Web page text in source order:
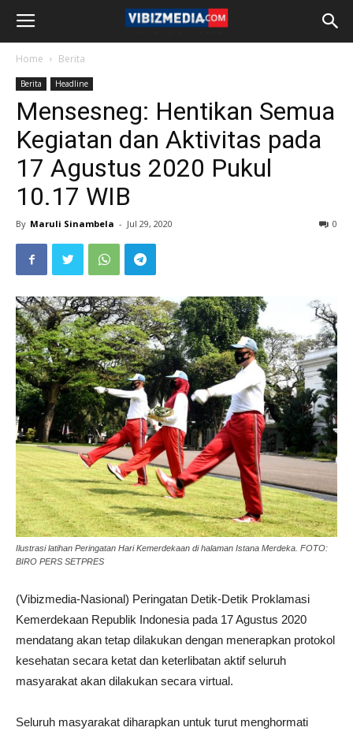
Home Berita
Berita Headline
Mensesneg: Hentikan Semua
Kegiatan dan Aktivitas pada
17 Agustus 2020 Pukul
10.17 WIB
By Maruli Sinambela - Jul 29, 2020 0
Ilustrasi latihan Peringatan Hari Kemerdekaan di halaman Istana Merdeka. FOTO:
BIRO PERS SETPRES
(Vibizmedia-Nasional) Peringatan Detik-Detik Proklamasi
Kemerdekaan Republik Indonesia pada 17 Agustus 2020
mendatang akan tetap dilakukan dengan menerapkan protokol
kesehatan secara ketat dan keterlibatan aktif seluruh
masyarakat akan dilakukan secara virtual.
Seluruh masyarakat diharapkan untuk turut menghormati